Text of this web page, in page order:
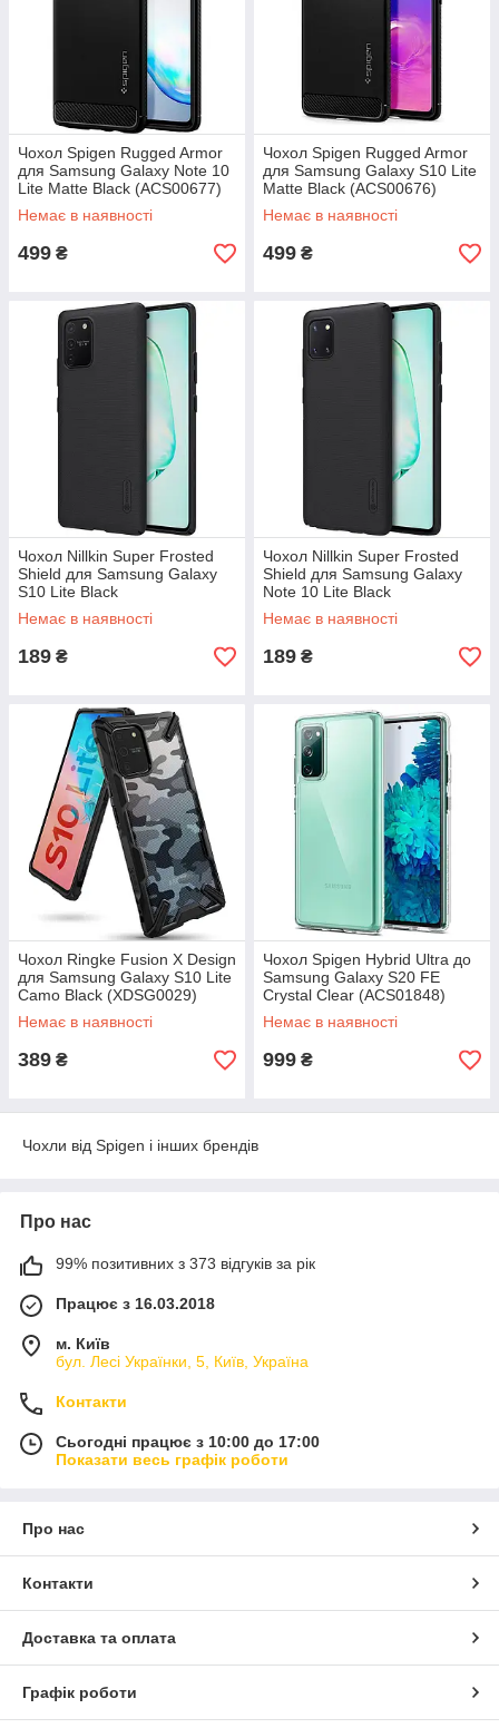
Чохол Spigen Rugged Armor
для Samsung Galaxy Note 10
Lite Matte Black (ACS00677)
Немає в наявності
499 ₴
Чохол Spigen Rugged Armor
для Samsung Galaxy S10 Lite
Matte Black (ACS00676)
Немає в наявності
499 ₴
Чохол Nillkin Super Frosted
Shield для Samsung Galaxy
S10 Lite Black
Немає в наявності
189 ₴
Чохол Nillkin Super Frosted
Shield для Samsung Galaxy
Note 10 Lite Black
Немає в наявності
189 ₴
Чохол Ringke Fusion X Design
для Samsung Galaxy S10 Lite
Camo Black (XDSG0029)
Немає в наявності
389 ₴
Чохол Spigen Hybrid Ultra до
Samsung Galaxy S20 FE
Crystal Clear (ACS01848)
Немає в наявності
999 ₴
Чохли від Spigen і інших брендів
Про нас
99% позитивних з 373 відгуків за рік
Працює з 16.03.2018
м. Київ
бул. Лесі Українки, 5, Київ, Україна
Контакти
Сьогодні працює з 10:00 до 17:00
Показати весь графік роботи
Про нас
Контакти
Доставка та оплата
Графік роботи